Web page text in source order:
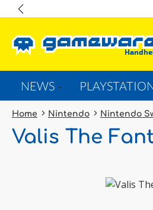
NEWS
Home Nintendo Nintendo
Valis The
Bildergalerie überspringen